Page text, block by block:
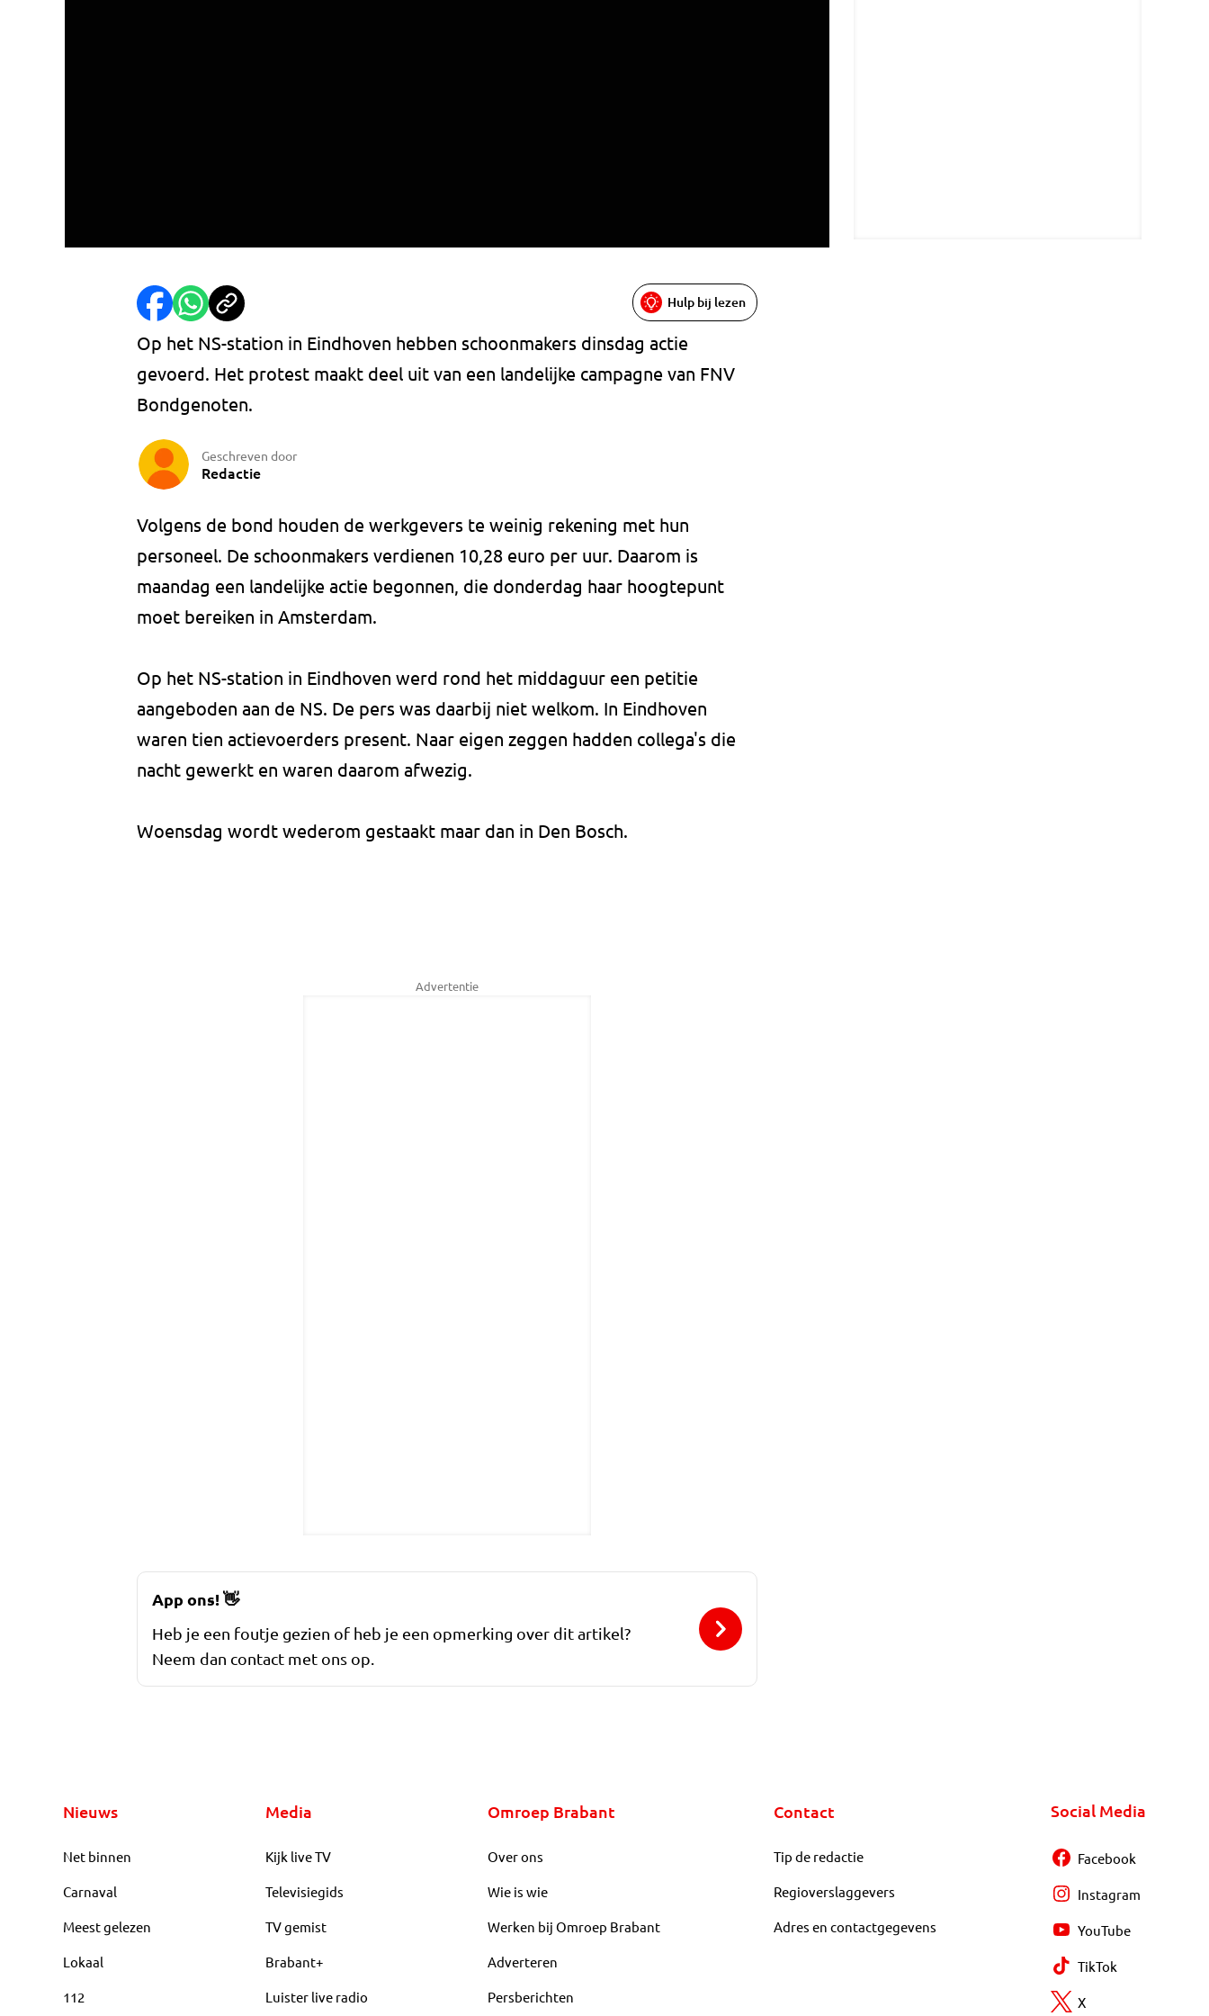
Hulp bij lezen
Op het NS-station in Eindhoven hebben schoonmakers dinsdag actie
gevoerd. Het protest maakt deel uit van een landelijke campagne van FNV
Bondgenoten.
Geschreven door
Redactie
Volgens de bond houden de werkgevers te weinig rekening met hun
personeel. De schoonmakers verdienen 10,28 euro per uur. Daarom is
maandag een landelijke actie begonnen, die donderdag haar hoogtepunt
moet bereiken in Amsterdam.
Op het NS-station in Eindhoven werd rond het middaguur een petitie
aangeboden aan de NS. De pers was daarbij niet welkom. In Eindhoven
waren tien actievoerders present. Naar eigen zeggen hadden collega's die
nacht gewerkt en waren daarom afwezig.
Woensdag wordt wederom gestaakt maar dan in Den Bosch.
Advertentie
App ons!👋
Heb je een foutje gezien of heb je een opmerking over dit artikel?
Neem dan contact met ons op.
Nieuws
Net binnen
Carnaval
Meest gelezen
Lokaal
112
Media
Kijk live TV
Televisiegids
TV gemist
Brabant+
Luister live radio
Omroep Brabant
Over ons
Wie is wie
Werken bij Omroep Brabant
Adverteren
Persberichten
Contact
Tip de redactie
Regioverslaggevers
Adres en contactgegevens
Social Media
Facebook
Instagram
YouTube
TikTok
X